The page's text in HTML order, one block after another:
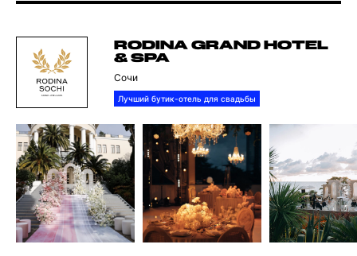
RODINA GRAND HOTEL
& SPA
Сочи
Лучший бутик-отель для свадьбы